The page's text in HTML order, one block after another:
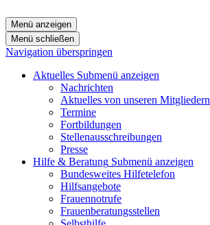
Menü anzeigen
Menü schließen
Navigation überspringen
Aktuelles Submenü anzeigen
Nachrichten
Aktuelles von unseren Mitgliedern
Termine
Fortbildungen
Stellenausschreibungen
Presse
Hilfe & Beratung Submenü anzeigen
Bundesweites Hilfetelefon
Hilfsangebote
Frauennotrufe
Frauenberatungsstellen